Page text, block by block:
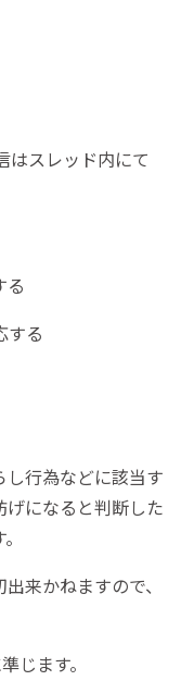
はスレッド内にて
る
する
し行為などに該当す
になると判断した
来かねますので、
じます。